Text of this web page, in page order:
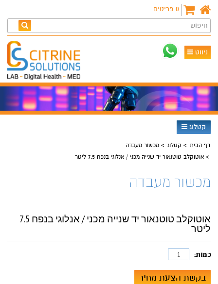
0 פריטים
חיפוש
ניווט
קטלוג
דף הבית קטלוג
מכשור מעבדה
אוטוקלב טוטנאור יד שנייה מכני / אנלוגי בנפח 7.5 ליטר
מכשור מעבדה
אוטוקלב טוטנאור יד שנייה מכני / אנלוגי בנפח 7.5
ליטר
כמות:
בקשת הצעת מחיר